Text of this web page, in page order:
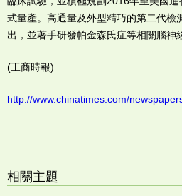
式量產。高通量及外型精巧的第二代檢
出，並著手研發帕金森氏症等相關腦神
(工商時報)
http://www.chinatimes.com/
相關主題